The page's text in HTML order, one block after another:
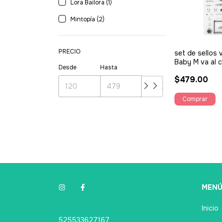
Lora Bailora (1)
Mintopía (2)
PRECIO
Desde
Hasta
set de sellos
Baby M va al
$479.00
525533627167
MENÚ
Inicio